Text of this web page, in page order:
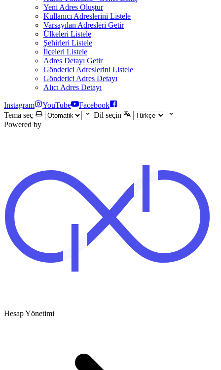
Yeni Adres Oluştur
Kullanıcı Adreslerini Listele
Varsayılan Adresleri Getir
Ülkeleri Listele
Şehirleri Listele
İlçeleri Listele
Adres Detayı Getir
Gönderici Adreslerini Listele
Gönderici Adres Detayı
Alıcı Adres Detayı
Instagram YouTube
Facebook
Tema seç
Dil seçin
Powered by
Hesap Yönetimi